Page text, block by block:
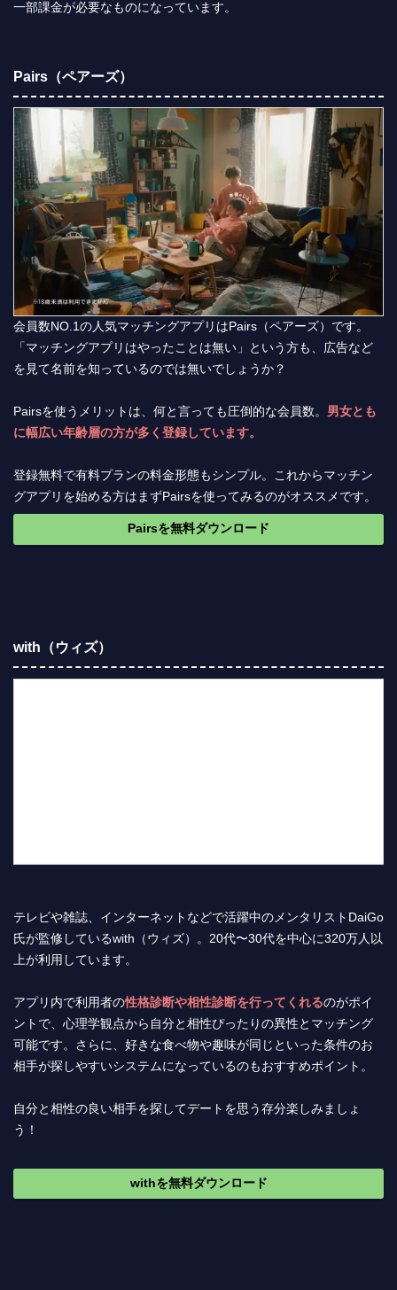
一部課金が必要なものになっています。
Pairs（ペアーズ）
会員数NO.1の人気マッチングアプリはPairs（ペアーズ）です。
「マッチングアプリはやったことは無い」という方も、広告など
を見て名前を知っているのでは無いでしょうか？
Pairsを使うメリットは、何と言っても圧倒的な会員数。 男女とも
に幅広い年齢層の方が多く登録しています。
登録無料で有料プランの料金形態もシンプル。これからマッチン
グアプリを始める方はまずPairsを使ってみるのがオススメです。
Pairsを無料ダウンロード
with（ウィズ）
テレビや雑誌、インターネットなどで活躍中のメンタリストDaiGo
氏が監修しているwith（ウィズ）。20代〜30代を中心に320万人以
上が利用しています。
アプリ内で利用者の性格診断や相性診断を行ってくれるのがポイ
ントで、心理学観点から自分と相性ぴったりの異性とマッチング
可能です。さらに、好きな食べ物や趣味が同じといった条件のお
相手が探しやすいシステムになっているのもおすすめポイント。
自分と相性の良い相手を探してデートを思う存分楽しみましょ
う！
withを無料ダウンロード